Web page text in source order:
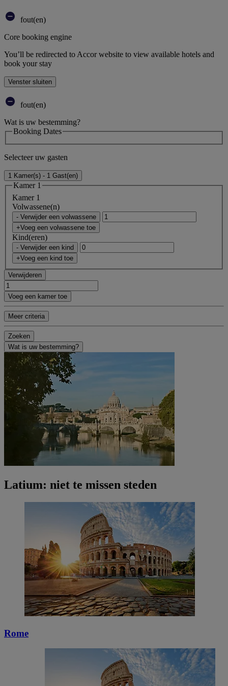
fout(en)
Core booking engine
You’ll be redirected to Accor website to view available hotels and
book your stay
Venster sluiten
fout(en)
Wat is uw bestemming?
Booking Dates
Selecteer uw gasten
1 Kamer(s) - 1 Gast(en)
Kamer 1
Kamer 1
Volwassene(n)
- Verwijder een volwassene
+Voeg een volwassene toe
Kind(eren)
- Verwijder een kind
+Voeg een kind toe
Verwijderen
Voeg een kamer toe
Meer criteria
Zoeken
Wat is uw bestemming?
Latium: niet te missen steden
Rome